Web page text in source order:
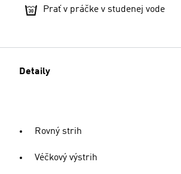
Prať v práčke v studenej vode
Detaily
Rovný strih
Véčkový výstrih